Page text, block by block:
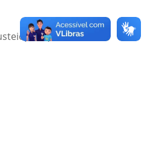
e V (Sistema